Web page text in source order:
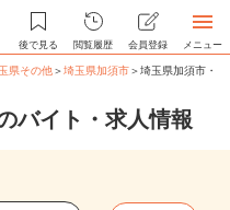
後で見る 閲覧履歴 会員登録 メニュー
県その他＞埼玉県加須市＞埼玉県加須市・
バイト・求人情報